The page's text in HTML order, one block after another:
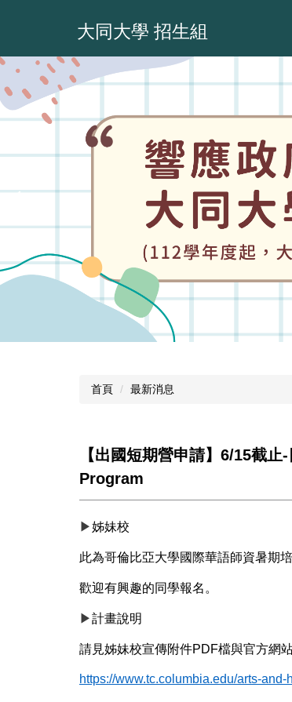
要
內
容
區
大同大學 招生組
首頁 最新消息
【出國短期營申請】6/15截
Program
▶姊妹校
此為哥倫比亞大學國際華語師資暑期
歡迎有興趣的同學報名。
▶計畫說明
請見姊妹校宣傳附件PDF檔與官方網站
https://www.tc.columbia.edu/arts-